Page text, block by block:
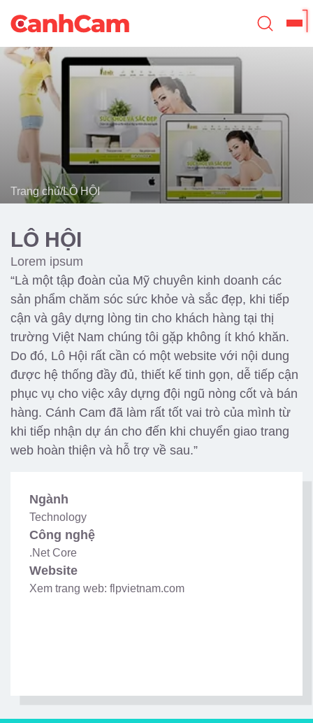
Trang Chủ
Giới Thiệu
Thiết Kế Website
Đã Thiết Kế
Dịch Vụ
Quy Trình
Blog
Trang chủ/LÔ HỘI
LÔ HỘI
Lorem ipsum
“Là một tập đoàn của Mỹ chuyên kinh doanh các
sản phẩm chăm sóc sức khỏe và sắc đẹp, khi tiếp
cận và gây dựng lòng tin cho khách hàng tại thị
trường Việt Nam chúng tôi gặp không ít khó khăn.
Do đó, Lô Hội rất cần có một website với nội dung
được hệ thống đầy đủ, thiết kế tinh gọn, dễ tiếp cận
phục vụ cho việc xây dựng đội ngũ nòng cốt và bán
hàng. Cánh Cam đã làm rất tốt vai trò của mình từ
khi tiếp nhận dự án cho đến khi chuyển giao trang
web hoàn thiện và hỗ trợ về sau.”
Ngành
Technology
Công nghệ
.Net Core
Website
Xem trang web: flpvietnam.com